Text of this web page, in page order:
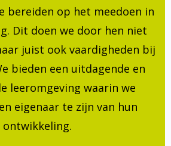
bereiden op het meedoen in
Dit doen we door hen niet
juist ook vaardigheden bij
bieden een uitdagende en
leeromgeving waarin we
eigenaar te zijn van hun
ontwikkeling.